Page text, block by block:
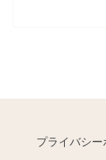
プライバシー